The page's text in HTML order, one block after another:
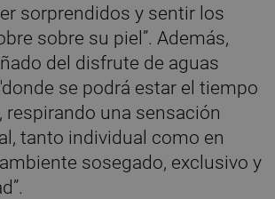
sorprendidos y sentir los
sobre su piel”. Además,
del disfrute de aguas
se podrá estar el tiempo
respirando una sensación
tanto individual como en
sosegado, exclusivo y